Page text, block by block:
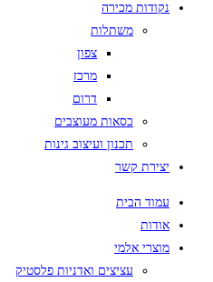
נקודות מכירה
משתלות
צפון
מרכז
דרום
כסאות מעוצבים
תכנון ועיצוב גינות
יצירת קשר
עמוד הבית
אודות
מוצרי אלמי
עציצים ואדניות פלסטיק